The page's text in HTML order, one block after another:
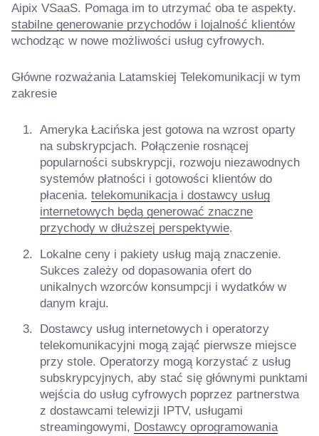
Aipix VSaaS. Pomaga im to utrzymać oba te aspekty.
stabilne generowanie przychodów i lojalność klientów
wchodząc w nowe możliwości usług cyfrowych.
Główne rozważania Latamskiej Telekomunikacji w tym
zakresie
Ameryka Łacińska jest gotowa na wzrost oparty
na subskrypcjach. Połączenie rosnącej
popularności subskrypcji, rozwoju niezawodnych
systemów płatności i gotowości klientów do
płacenia. telekomunikacja i dostawcy usług
internetowych będą generować znaczne
przychody w dłuższej perspektywie.
Lokalne ceny i pakiety usług mają znaczenie.
Sukces zależy od dopasowania ofert do
unikalnych wzorców konsumpcji i wydatków w
danym kraju.
Dostawcy usług internetowych i operatorzy
telekomunikacyjni mogą zająć pierwsze miejsce
przy stole. Operatorzy mogą korzystać z usług
subskrypcyjnych, aby stać się głównymi punktami
wejścia do usług cyfrowych poprzez partnerstwa
z dostawcami telewizji IPTV, usługami
streamingowymi, Dostawcy oprogramowania